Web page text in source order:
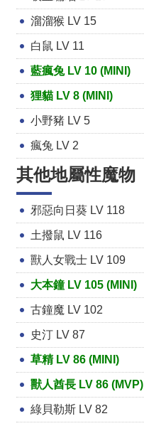
溜溜猴 LV 15
白鼠 LV 11
藍瘋兔 LV 10 (MINI)
狸貓 LV 8 (MINI)
小野豬 LV 5
瘋兔 LV 2
其他地屬性魔物
邪惡向日葵 LV 118
土撥鼠 LV 116
獸人女戰士 LV 109
大本鐘 LV 105 (MINI)
古鐘魔 LV 102
史汀 LV 87
草精 LV 86 (MINI)
獸人酋長 LV 86 (MVP)
綠貝勒斯 LV 82